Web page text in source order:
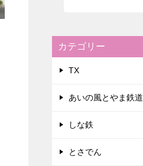
カテゴリー
TX
あいの風とやま鉄道
しな鉄
とさでん